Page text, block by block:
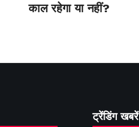
काल रहेगा या नहीं?
ट्रेंडिंग खबरें